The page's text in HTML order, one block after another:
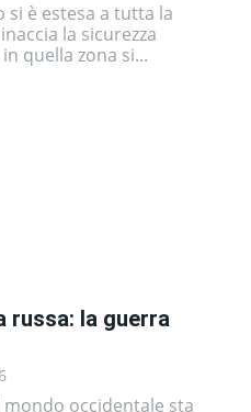
si è estesa a tutta la
la sicurezza
quella zona si...
russa: la guerra
occidentale sta